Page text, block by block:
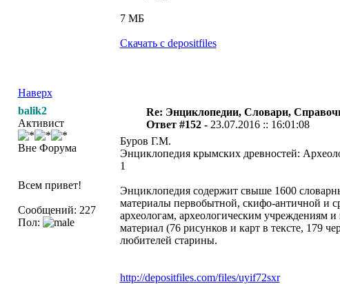
7 МБ
Скачать с depositfiles
Наверх
balik2
Активист
Вне Форума
Всем привет!
Сообщений: 227
Пол:
Re: Энциклопедии, Словари,
Ответ #152 - 23.07.2016 :: 16:01:08
Буров Г.М.
Энциклопедия крымских древностей:
1
Энциклопедия содержит свыше 1600
материалы первобытной, скифо-античной и
археологам, археологическим учреждениям
материал (76 рисунков и карт в тексте, 179
любителей старины.
http://depositfiles.com/files/uyif72sxr